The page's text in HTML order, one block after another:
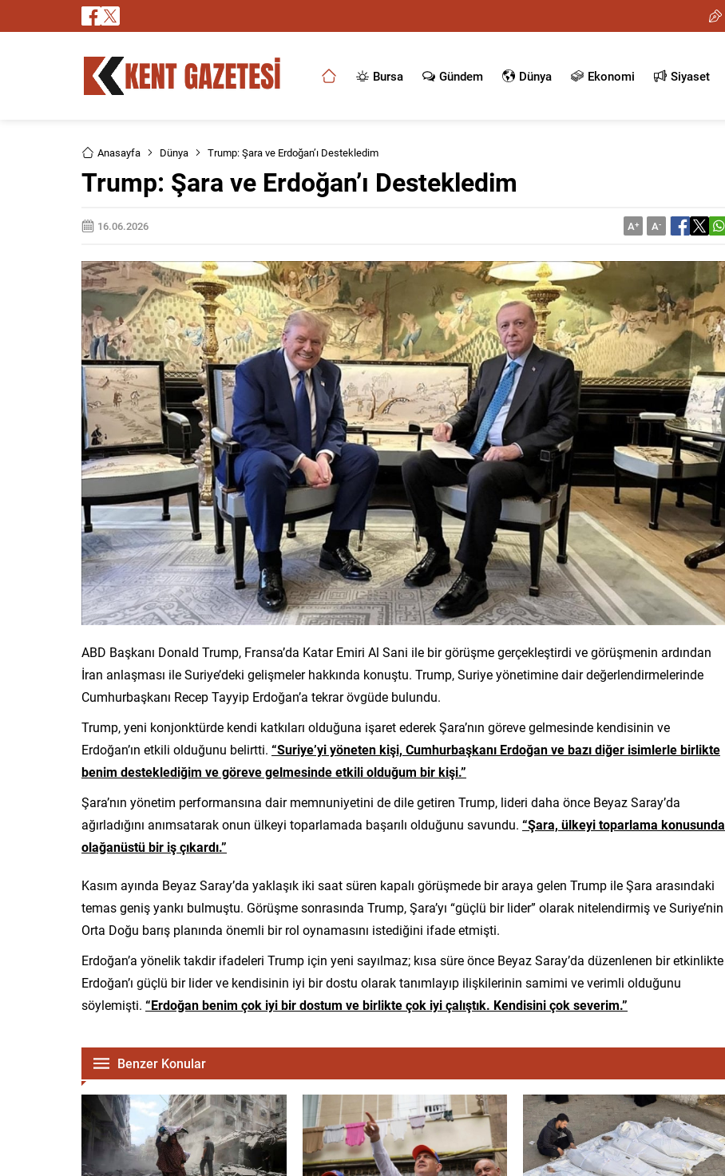
Bursa Gündem Dünya Ekonomi Siyaset
Anasayfa Dünya Trump: Şara ve Erdoğan’ı Destekledim
Trump: Şara ve Erdoğan’ı Destekledim
16.06.2026 A+ A-
ABD Başkanı Donald Trump, Fransa’da Katar Emiri Al Sani ile bir görüşme gerçekleştirdi ve görüşmenin ardından
İran anlaşması ile Suriye’deki gelişmeler hakkında konuştu. Trump, Suriye yönetimine dair değerlendirmelerinde
Cumhurbaşkanı Recep Tayyip Erdoğan’a tekrar övgüde bulundu.
Trump, yeni konjonktürde kendi katkıları olduğuna işaret ederek Şara’nın göreve gelmesinde kendisinin ve
Erdoğan’ın etkili olduğunu belirtti. “Suriye’yi yöneten kişi, Cumhurbaşkanı Erdoğan ve bazı diğer isimlerle birlikte
benim desteklediğim ve göreve gelmesinde etkili olduğum bir kişi.”
Şara’nın yönetim performansına dair memnuniyetini de dile getiren Trump, lideri daha önce Beyaz Saray’da
ağırladığını anımsatarak onun ülkeyi toparlamada başarılı olduğunu savundu. “Şara, ülkeyi toparlama konusunda
olağanüstü bir iş çıkardı.”
Kasım ayında Beyaz Saray’da yaklaşık iki saat süren kapalı görüşmede bir araya gelen Trump ile Şara arasındaki
temas geniş yankı bulmuştu. Görüşme sonrasında Trump, Şara’yı “güçlü bir lider” olarak nitelendirmiş ve Suriye’nin
Orta Doğu barış planında önemli bir rol oynamasını istediğini ifade etmişti.
Erdoğan’a yönelik takdir ifadeleri Trump için yeni sayılmaz; kısa süre önce Beyaz Saray’da düzenlenen bir etkinlikte
Erdoğan’ı güçlü bir lider ve kendisinin iyi bir dostu olarak tanımlayıp ilişkilerinin samimi ve verimli olduğunu
söylemişti. “Erdoğan benim çok iyi bir dostum ve birlikte çok iyi çalıştık. Kendisini çok severim.”
Benzer Konular